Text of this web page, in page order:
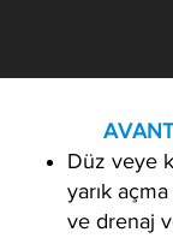
Düz veye
yarık
ve drenaj